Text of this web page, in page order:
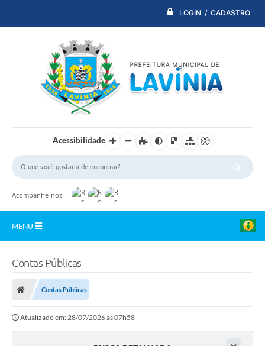
LOGIN / CADASTRO
Acessibilidade
Acompanhe-nos:
MENU
PDTI
Transparência Municipal
Contas Públicas
Contas Públicas
Atualizado em: 28/07/2026 às 07h58